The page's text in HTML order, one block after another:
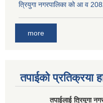
त्रियुगा नगरपालिका को आ व
more
तपाईको प्रतिक्रया
तपाईलाई त्रियुगा